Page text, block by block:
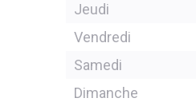
Jeudi
Vendredi
Samedi
Dimanche